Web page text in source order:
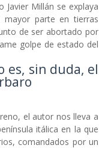
Javier Millán se explaya
mayor parte en tierras
de ser abortado por
golpe de estado del
es, sin duda, el
el autor nos lleva a
itálica en la que
comandados por un